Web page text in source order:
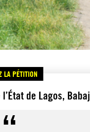
LA PÉTITION
de Lagos, Babaj